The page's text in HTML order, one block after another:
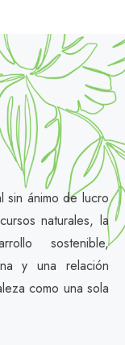
sin ánimo de lucro
naturales, la
sostenible,
y una relación
como una sola